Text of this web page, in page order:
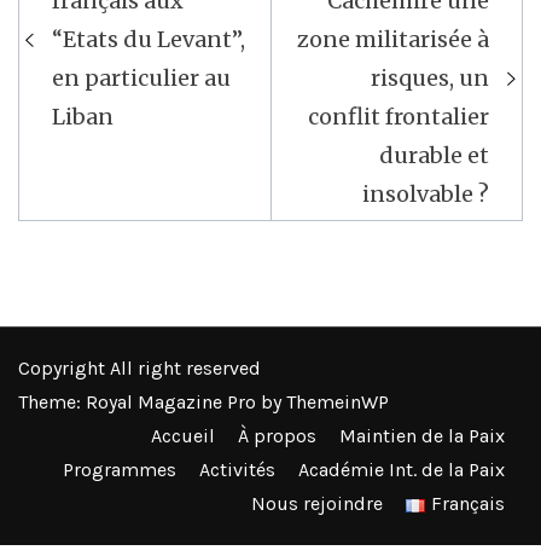
l’article
“Etats du Levant”,
en particulier au
Liban
zone militarisée à
risques, un
conflit frontalier
durable et
insolvable ?
Copyright All right reserved
Theme: Royal Magazine Pro byThemeinWP
Accueil
À propos
Maintien de la Paix
Programmes
Activités
Académie Int. de la Paix
Nous rejoindre
Français